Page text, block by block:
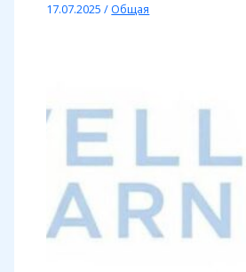
17.07.2025/Общая